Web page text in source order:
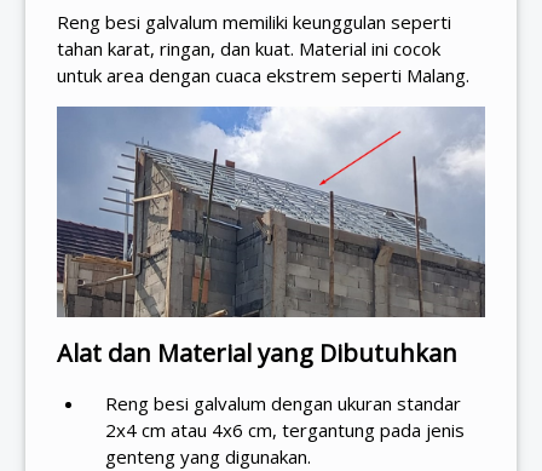
Reng besi galvalum memiliki keunggulan seperti
tahan karat, ringan, dan kuat. Material ini cocok
untuk area dengan cuaca ekstrem seperti Malang.
Alat dan Material yang Dibutuhkan
Reng besi galvalum dengan ukuran standar
2x4 cm atau 4x6 cm, tergantung pada jenis
genteng yang digunakan.